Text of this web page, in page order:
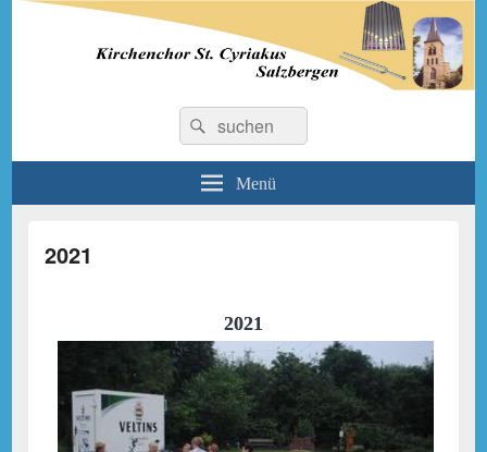
Kirchenchor St. Cyriakus
Salzbergen
Suchen
nach:
Suchen
Menü
2021
2021